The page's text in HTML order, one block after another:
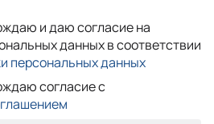
и даю согласие на
данных в соответствии
персональных данных
согласие с